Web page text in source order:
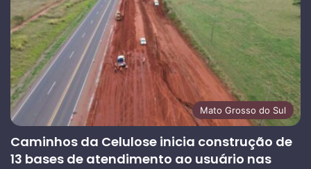
Mato Grosso do Sul
Caminhos da Celulose inicia construção de
13 bases de atendimento ao usuário nas